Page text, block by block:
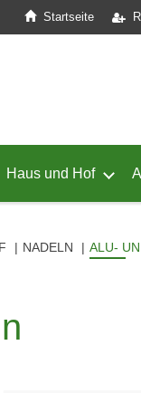
Startseite
öffnen
von Schafe
Haus und Hof
NADELN ALU-